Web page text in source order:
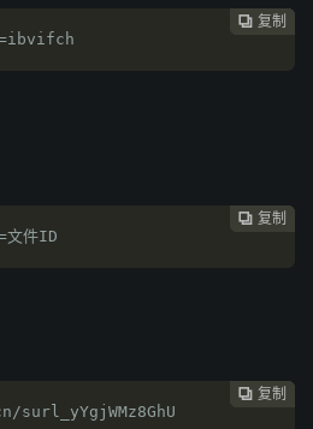
 复制
 复制
 复制
 复制
 复制
 复制
 复制
 复制
 复制
 复制
 复制
件ID
 复制
 复制
 复制
 复制
surl_yYgjWMz8GhU